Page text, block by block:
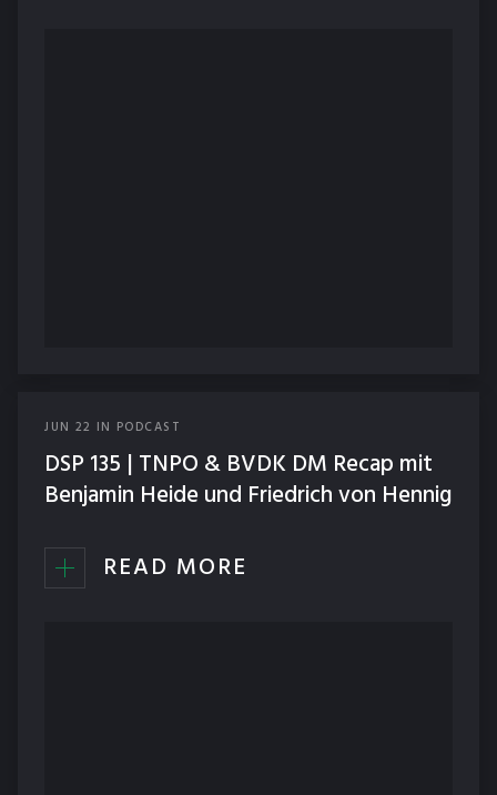
JUN 22 IN PODCAST
DSP 135 | TNPO & BVDK DM Recap mit
Benjamin Heide und Friedrich von Hennig
READ MORE